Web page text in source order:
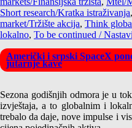
Short research/Kratka istraživanja,
market/Tržište akcija, Think
lokalno, To be continued /
Američki i srpski SpaceX
jutarnje kave
Sezona godišnjih odmora je u
izvještaja, a to globalnim i
trebalo da daje, nove impulse i